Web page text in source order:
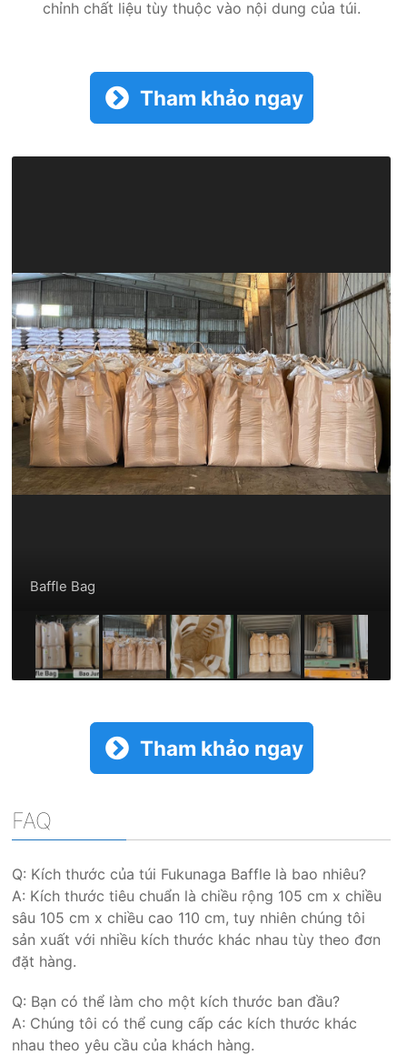
chỉnh chất liệu tùy thuộc vào nội dung của túi.
Tham khảo ngay
Baffle Bag
Tham khảo ngay
FAQ
Q: Kích thước của túi Fukunaga Baffle là bao nhiêu?
A: Kích thước tiêu chuẩn là chiều rộng 105 cm x chiều
sâu 105 cm x chiều cao 110 cm, tuy nhiên chúng tôi
sản xuất với nhiều kích thước khác nhau tùy theo đơn
đặt hàng.
Q: Bạn có thể làm cho một kích thước ban đầu?
A: Chúng tôi có thể cung cấp các kích thước khác
nhau theo yêu cầu của khách hàng.